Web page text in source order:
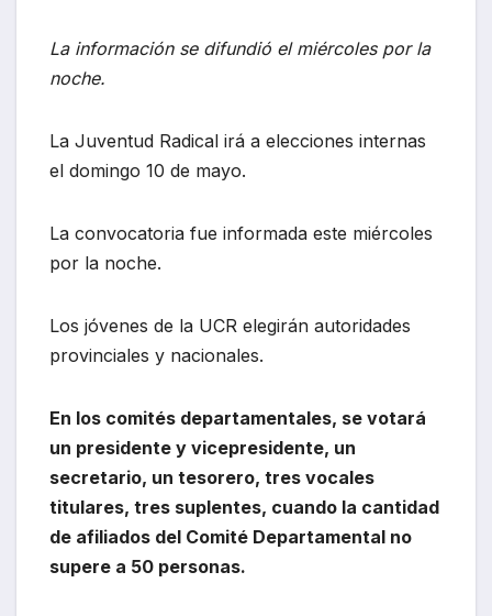
La información se difundió el miércoles por la
noche.
La Juventud Radical irá a elecciones internas
el domingo 10 de mayo.
La convocatoria fue informada este miércoles
por la noche.
Los jóvenes de la UCR elegirán autoridades
provinciales y nacionales.
En los comités departamentales, se votará
un presidente y vicepresidente, un
secretario, un tesorero, tres vocales
titulares, tres suplentes, cuando la cantidad
de afiliados del Comité Departamental no
supere a 50 personas.